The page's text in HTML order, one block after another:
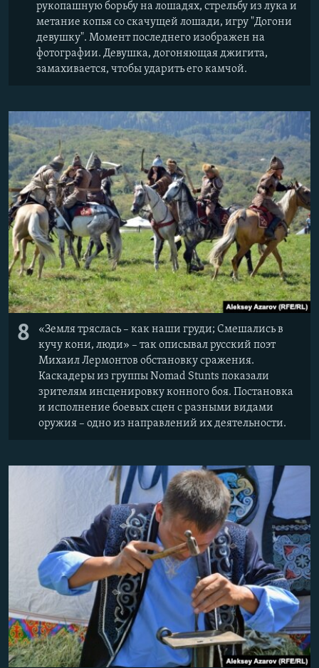
рукопашную борьбу на лошадях, стрельбу из лука и
метание копья со скачущей лошади, игру "Догони
девушку". Момент последнего изображен на
фотографии. Девушка, догоняющая джигита,
замахивается, чтобы ударить его камчой.
8
«Земля тряслась – как наши груди; Смешались в
кучу кони, люди» – так описывал русский поэт
Михаил Лермонтов обстановку сражения.
Каскадеры из группы Nomad Stunts показали
зрителям инсценировку конного боя. Постановка
и исполнение боевых сцен с разными видами
оружия – одно из направлений их деятельности.